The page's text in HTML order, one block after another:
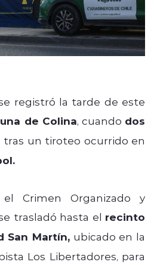
registró la tarde de este
de Colina, cuando dos
tras un tiroteo ocurrido en
Crimen Organizado y
trasladó hasta el recinto
San Martín, ubicado en la
Los Libertadores, para